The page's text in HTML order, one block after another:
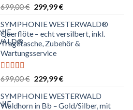
Bewertet
4.80
von 5
699,00€ Ursprünglicher
war:
699,00 €
299,99€Aktueller
ist:
299,99 €.
SYMPHONIE WESTERWALD®
Querflöte – echt versilbert, inkl.
Tragetasche, Zubehör &
Wartungsservice
Bewertet
4.83
von 5
699,00€ Ursprünglicher
war:
229,99€Aktueller
ist:
SYMPHONIE WESTERWALD
Waldhorn in Bb – Gold/Silber, mit